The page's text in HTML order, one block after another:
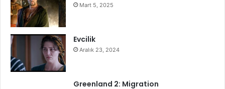
Mart 5, 2025
Evcilik
Aralık 23, 2024
Greenland 2: Migration